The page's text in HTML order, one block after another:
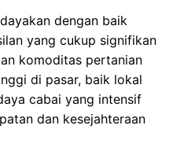
dengan baik
yang cukup signifikan
komoditas pertanian
di pasar, baik lokal
cabai yang intensif
dan kesejahteraan